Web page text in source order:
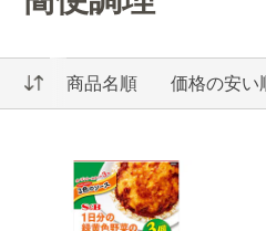
商品名順 価格の安い